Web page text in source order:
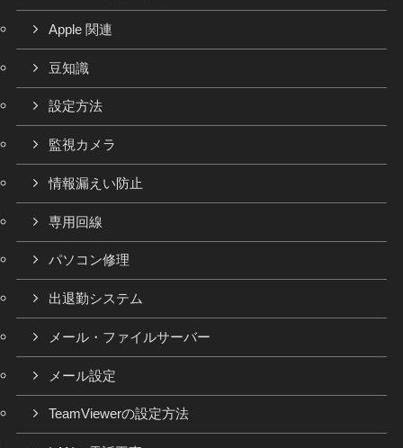
Apple 関連
豆知識
設定方法
監視カメラ
情報漏えい防止
専用回線
パソコン修理
出退勤システム
メール・ファイルサーバー
メール設定
TeamViewerの設定方法